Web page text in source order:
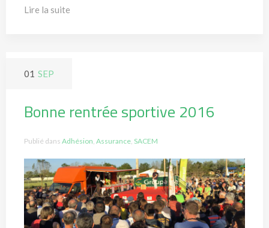
Lire la suite
01 SEP
Bonne rentrée sportive 2016
Publié dans Adhésion Assurance SACEM